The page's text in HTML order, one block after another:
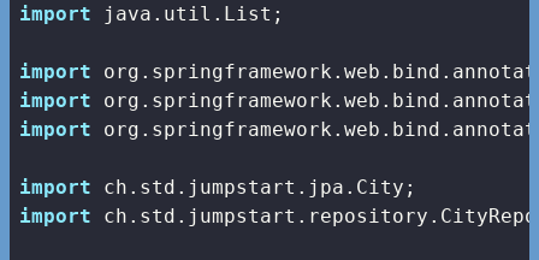
import java.util.List;
import
import
import
import
import